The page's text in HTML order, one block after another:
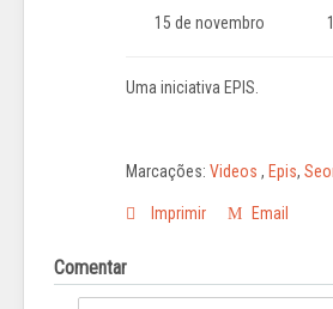
15 de novembro
Uma iniciativa EPIS.
Marcações: Videos , Epis,
Imprimir Email
Comentar